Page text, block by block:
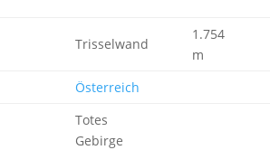
Trisselwand
1.754
m
Österreich
Totes
Gebirge